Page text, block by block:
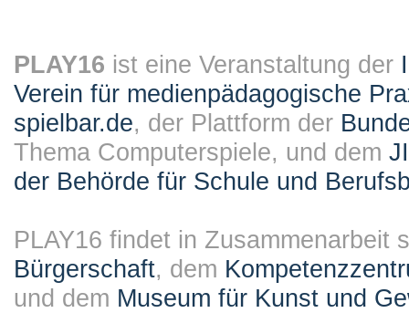
PLAY16 ist eine Veranstaltung der
Verein für medienpädagogische
spielbar.de, der Plattform der
Thema Computerspiele, und dem
der Behörde für Schule und
PLAY16 findet in Zusammenarbeit
Bürgerschaft, dem
und dem Museum für Kunst und